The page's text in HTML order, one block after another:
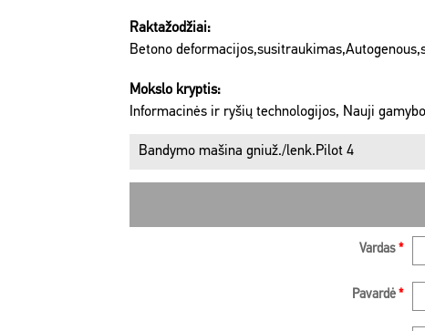
Raktažodžiai:
Betono
Mokslo kryptis:
Informacinės ir ryšių technologijos, Nauji
Bandymo mašina gniuž./lenk.Pilot 4
Vardas *
Pavardė *